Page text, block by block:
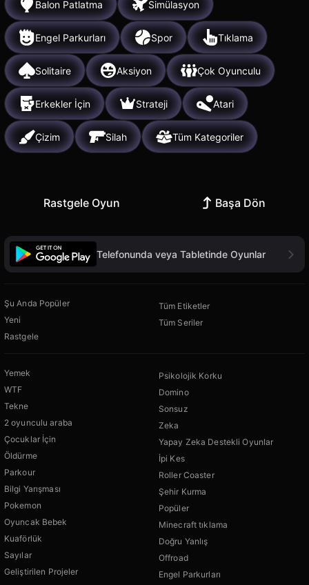
Balon Patlatma Simülasyon
Engel Parkurları Spor Tıklama
Solitaire Aksiyon Çok Oyunculu
Erkekler İçin Strateji Atari
Çizim Silah Tüm Kategoriler
Rastgele Oyun Başa Dön
Telefonunda veya Tabletinde Oyunlar
Şu Anda Popüler
Yeni
Rastgele
Tüm Etiketler
Tüm Seriler
Yemek
WTF
Tekne
2 oyunculu araba
Çocuklar İçin
Öldürme
Parkour
Bilgi Yarışması
Pokemon
Oyuncak Bebek
Kuaförlük
Sayılar
Geliştirilen Projeler
Psikolojik Korku
Domino
Sonsuz
Zeka
Yapay Zeka Destekli Oyunlar
İpi Kes
Roller Coaster
Şehir Kurma
Popüler
Minecraft tıklama
Doğru Yanlış
Offroad
Engel Parkurları